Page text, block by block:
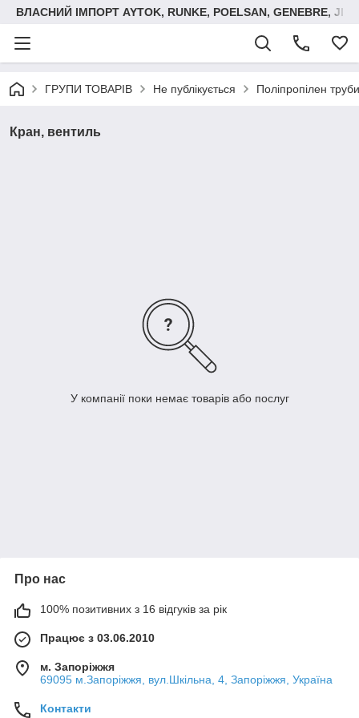
ВЛАСНИЙ ІМПОРТ AYTOK, RUNKE, POELSAN, GENEBRE,
ГРУПИ ТОВАРІВ Не публікується Поліпропілен
Кран, вентиль
У компанії поки немає товарів або послуг
Про нас
100% позитивних з 16 відгуків за рік
Працює з 03.06.2010
м. Запоріжжя
69095 м.Запоріжжя, вул.Шкільна, 4, Запоріжжя, Україна
Контакти